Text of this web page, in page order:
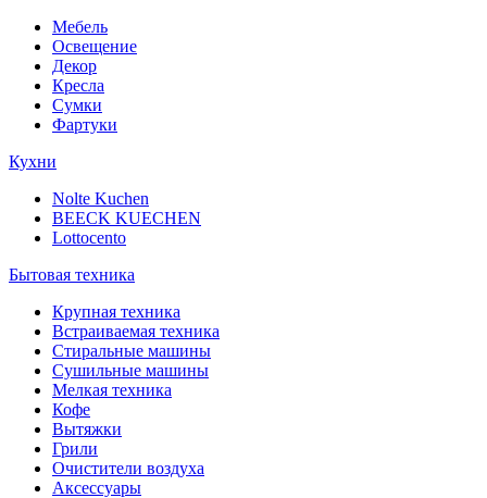
Мебель
Освещение
Декор
Кресла
Сумки
Фартуки
Кухни
Nolte Kuchen
BEECK KUECHEN
Lottocento
Бытовая техника
Крупная техника
Встраиваемая техника
Стиральные машины
Сушильные машины
Мелкая техника
Кофе
Вытяжки
Грили
Очистители воздуха
Аксессуары